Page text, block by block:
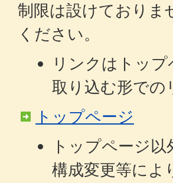
制限は設けておりま
ください。
リンクはトッ
取り込む形での
トップページ
トップページ
構成変更等に